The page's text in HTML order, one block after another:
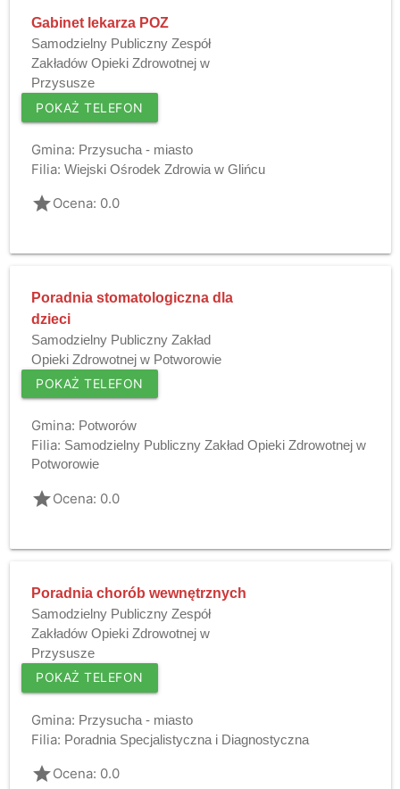
Gabinet lekarza POZ
Samodzielny Publiczny Zespół
Zakładów Opieki Zdrowotnej w
Przysusze
POKAŻ TELEFON
Gmina: Przysucha - miasto
Filia: Wiejski Ośrodek Zdrowia w Glińcu
gradeOcena: 0.0
Poradnia stomatologiczna dla
dzieci
Samodzielny Publiczny Zakład
Opieki Zdrowotnej w Potworowie
POKAŻ TELEFON
Gmina: Potworów
Filia: Samodzielny Publiczny Zakład Opieki Zdrowotnej w
Potworowie
gradeOcena: 0.0
Poradnia chorób wewnętrznych
Samodzielny Publiczny Zespół
Zakładów Opieki Zdrowotnej w
Przysusze
POKAŻ TELEFON
Gmina: Przysucha - miasto
Filia: Poradnia Specjalistyczna i Diagnostyczna
gradeOcena: 0.0